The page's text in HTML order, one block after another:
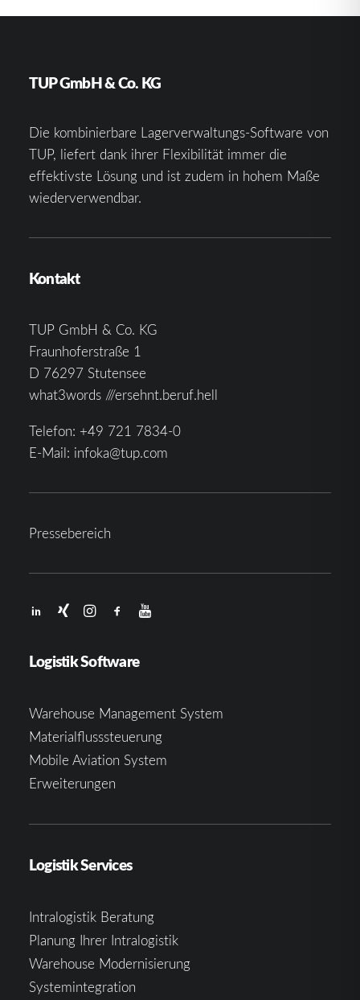
TUP GmbH & Co. KG
Die kombinierbare Lagerverwaltungs-Software von
TUP, liefert dank ihrer Flexibilität immer die
effektivste Lösung und ist zudem in hohem Maße
wiederverwendbar.
Kontakt
TUP GmbH & Co. KG
Fraunhoferstraße 1
D 76297 Stutensee
what3words ///ersehnt.beruf.hell
Telefon: +49 721 7834-0
E-Mail: infoka@tup.com
Pressebereich
Logistik Software
Warehouse Management System
Materialflusssteuerung
Mobile Aviation System
Erweiterungen
Logistik Services
Intralogistik Beratung
Planung Ihrer Intralogistik
Warehouse Modernisierung
Systemintegration